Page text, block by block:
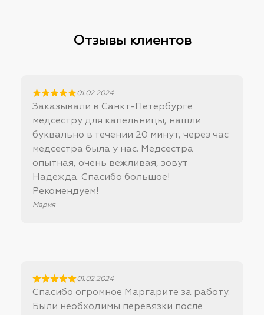
Отзывы клиентов
01.02.2024
Заказывали в Санкт-Петербурге
медсестру для капельницы, нашли
буквально в течении 20 минут, через час
медсестра была у нас. Медсестра
опытная, очень вежливая, зовут
Надежда. Спасибо большое!
Рекомендуем!
Мария
01.02.2024
Спасибо огромное Маргарите за работу.
Были необходимы перевязки после